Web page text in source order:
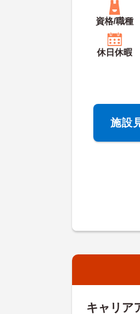
資格/職種
休日休暇
施設
キャリア